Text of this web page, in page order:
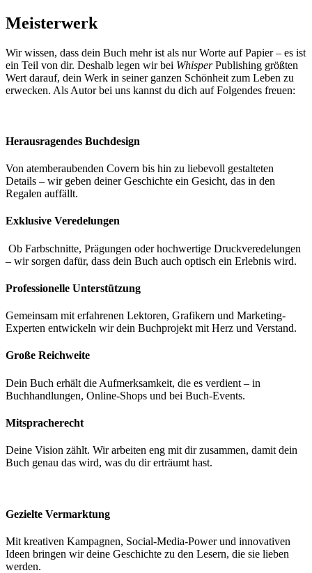
Meisterwerk
Wir wissen, dass dein Buch mehr ist als nur Worte auf Papier – es ist
ein Teil von dir. Deshalb legen wir bei WhisperPublishing größten
Wert darauf, dein Werk in seiner ganzen Schönheit zum Leben zu
erwecken. Als Autor bei uns kannst du dich auf Folgendes freuen:
Herausragendes Buchdesign
Von atemberaubenden Covern bis hin zu liebevoll gestalteten
Details – wir geben deiner Geschichte ein Gesicht, das in den
Regalen auffällt.
Exklusive Veredelungen
Ob Farbschnitte, Prägungen oder hochwertige Druckveredelungen
– wir sorgen dafür, dass dein Buch auch optisch ein Erlebnis wird.
Professionelle Unterstützung
Gemeinsam mit erfahrenen Lektoren, Grafikern und Marketing-
Experten entwickeln wir dein Buchprojekt mit Herz und Verstand.
Große Reichweite
Dein Buch erhält die Aufmerksamkeit, die es verdient – in
Buchhandlungen, Online-Shops und bei Buch-Events.
Mitspracherecht
Deine Vision zählt. Wir arbeiten eng mit dir zusammen, damit dein
Buch genau das wird, was du dir erträumt hast.
Gezielte Vermarktung
Mit kreativen Kampagnen, Social-Media-Power und innovativen
Ideen bringen wir deine Geschichte zu den Lesern, die sie lieben
werden.